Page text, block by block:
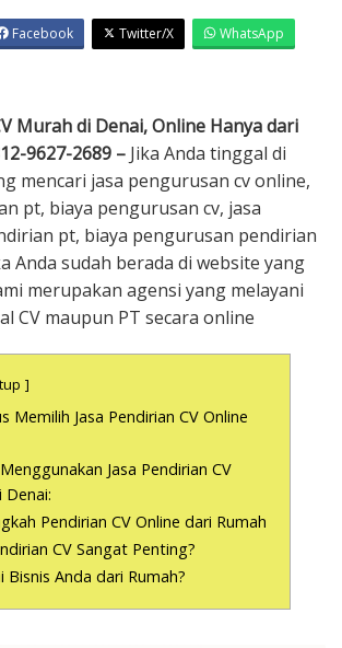
Facebook Twitter/X
WhatsApp
Murah di Denai, Online Hanya dari
9627-2689 – Jika Anda tinggal di
mencari jasa pengurusan cv online,
pt, biaya pengurusan cv, jasa
pt, biaya pengurusan pendirian
Anda sudah berada di website yang
merupakan agensi yang melayani
CV maupun PT secara online
Memilih Jasa Pendirian CV Online
Jasa Pendirian CV
Denai:
Pendirian CV Online dari Rumah
CV Sangat Penting?
Bisnis Anda dari Rumah?